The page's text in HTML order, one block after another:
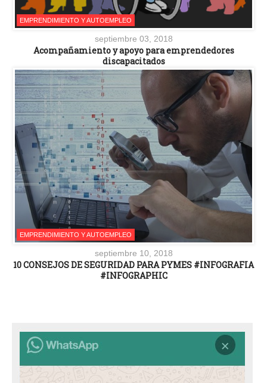
EMPRENDIMIENTO Y AUTOEMPLEO
septiembre 03, 2018
Acompañamiento y apoyo para emprendedores
discapacitados
EMPRENDIMIENTO Y AUTOEMPLEO
septiembre 10, 2018
10 CONSEJOS DE SEGURIDAD PARA PYMES #INFOGRAFIA
#INFOGRAPHIC